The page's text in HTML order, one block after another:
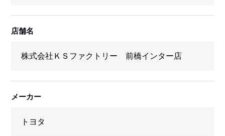
店舗名
メーカー